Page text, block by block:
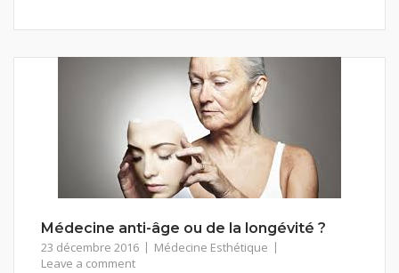
Médecine anti-âge ou de la longévité ?
23 décembre 2016
Médecine Esthétique
Leave a comment